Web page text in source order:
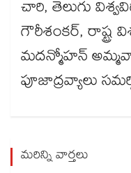
చారి, తెలుగు
గౌరీశంకర్, రాష్ట్ర
మదన్మోహన్​
పూజాద్రవ్యాలు
మరిన్ని వార్తలు